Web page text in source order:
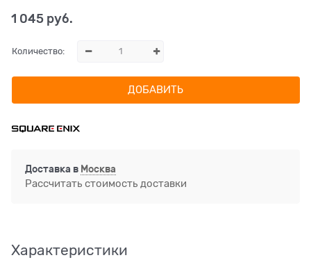
1 045 руб.
Количество:
ДОБАВИТЬ
Доставка в Москва
Рассчитать стоимость доставки
Характеристики